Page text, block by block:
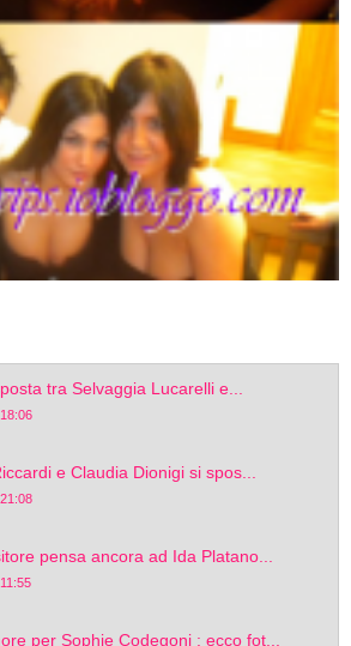
tra Selvaggia Lucarelli e...
e Claudia Dionigi si spos...
pensa ancora ad Ida Platano...
per Sophie Codegoni : ecco fot...